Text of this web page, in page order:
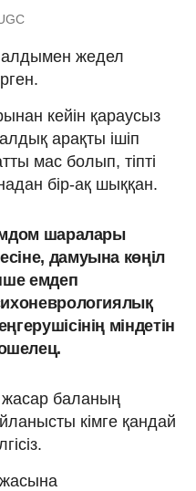
алдымен жедел
кейін қараусыз
арақты ішіп
мас болып, тіпті
бір-ақ шыққан.
шаралары
дамуына көңіл
емдеп
міндетін
жасар баланың
кімге қандай